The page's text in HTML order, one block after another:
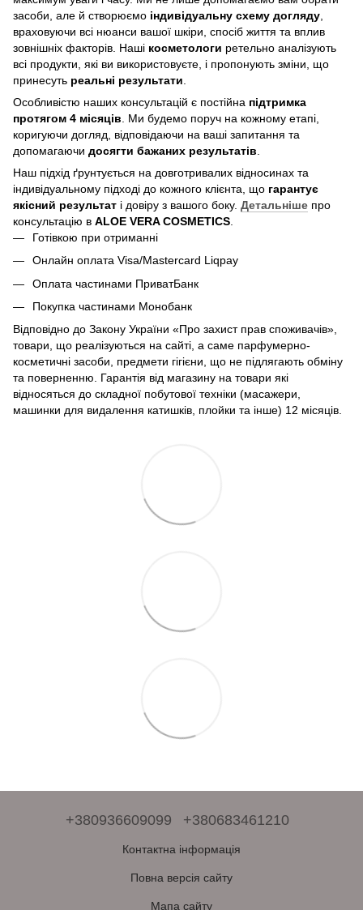
засоби, але й створюємо індивідуальну схему догляду
враховуючи всі нюанси вашої шкіри, спосіб життя та вплив
зовнішніх факторів. Наші косметологи ретельно аналізують
всі продукти, які ви використовуєте, і пропонують зміни, що
принесуть реальні результати
Особливістю наших консультацій є постійна підтримка
протягом 4 місяців . Ми будемо поруч на кожному етапі,
коригуючи догляд, відповідаючи на ваші запитання та
допомагаючи досягти бажаних результатів
Наш підхід ґрунтується на довготривалих відносинах та
індивідуальному підході до кожного клієнта, що гарантує
якісний результат і довіру з вашого боку. Детальніше про
консультацію в ALOE VERA COSMETICS
Готівкою при отриманні
Онлайн оплата Visa/Mastercard Liqpay
Оплата частинами ПриватБанк
Покупка частинами Монобанк
Відповідно до Закону України «Про захист прав споживачів»,
товари, що реалізуються на сайті, а саме парфумерно-
косметичні засоби, предмети гігієни, що не підлягають обміну
та поверненню. Гарантія від магазину на товари які
відносяться до складної побутової техніки (масажери,
машинки для видалення катишків, плойки та інше) 12 місяців.
+380936609099 +380683461210
Контактна інформація
Повна версія сайту
Мапа сайту